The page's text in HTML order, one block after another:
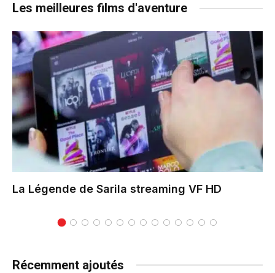
Les meilleures films d'aventure
La Légende de Sarila streaming VF HD
Récemment ajoutés